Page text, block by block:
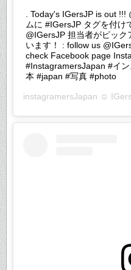
. Today's IGersJP is out
ムに #IGersJP タグを付け
@IGersJP 担当者がピッ
います！ : follow us
check Facebook page
#InstagramersJapan #イ
本 #japan #写真 #photo
instagramersJapan ☺︎